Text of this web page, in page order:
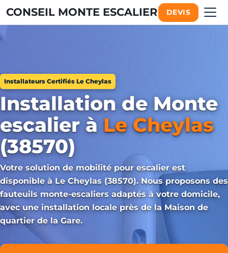
CONSEIL MONTE ESCALIER DEVIS
Installateurs Certifiés Le Cheylas
Installation de Monte
escalier àLe Cheylas
(38570)
Votre solution de mobilité pour escalier est
disponible à Le Cheylas (38570). Nous proposons des
fauteuils monte-escaliers adaptés à votre domicile,
avec une installation locale près de la Maison de
quartier de la Gare.